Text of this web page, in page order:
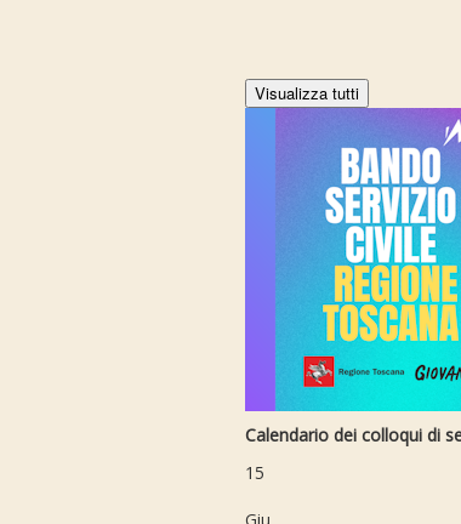
Visualizza tutti
Calendario dei colloqui di
15